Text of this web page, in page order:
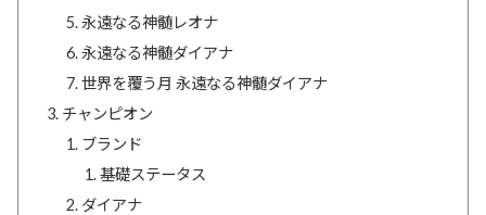
永遠なる神髄レオナ
永遠なる神髄ダイアナ
世界を覆う月 永遠なる神髄ダイアナ
チャンピオン
ブランド
基礎ステータス
ダイアナ